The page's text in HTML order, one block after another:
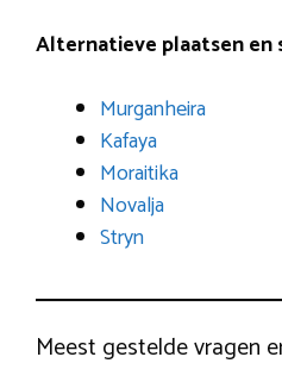
Alternatieve plaatsen en
Murganheira
Kafaya
Moraitika
Novalja
Stryn
Meest gestelde vragen